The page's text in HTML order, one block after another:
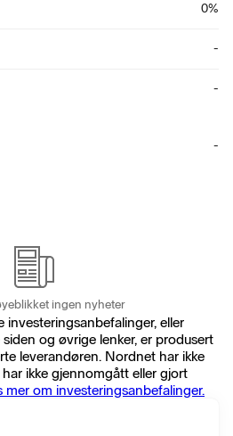
0%
-
-
-
ingen nyheter
investeringsanbefalinger, eller
og øvrige lenker, er produsert
leverandøren. Nordnet har ikke
ikke gjennomgått eller gjort
mer om investeringsanbefalinger.